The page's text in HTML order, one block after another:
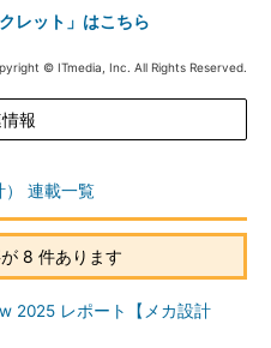
レット」はこちら
© ITmedia, Inc. All Rights Reserved.
報
） 連載一覧
8 件あります
2025 レポート【メカ設計